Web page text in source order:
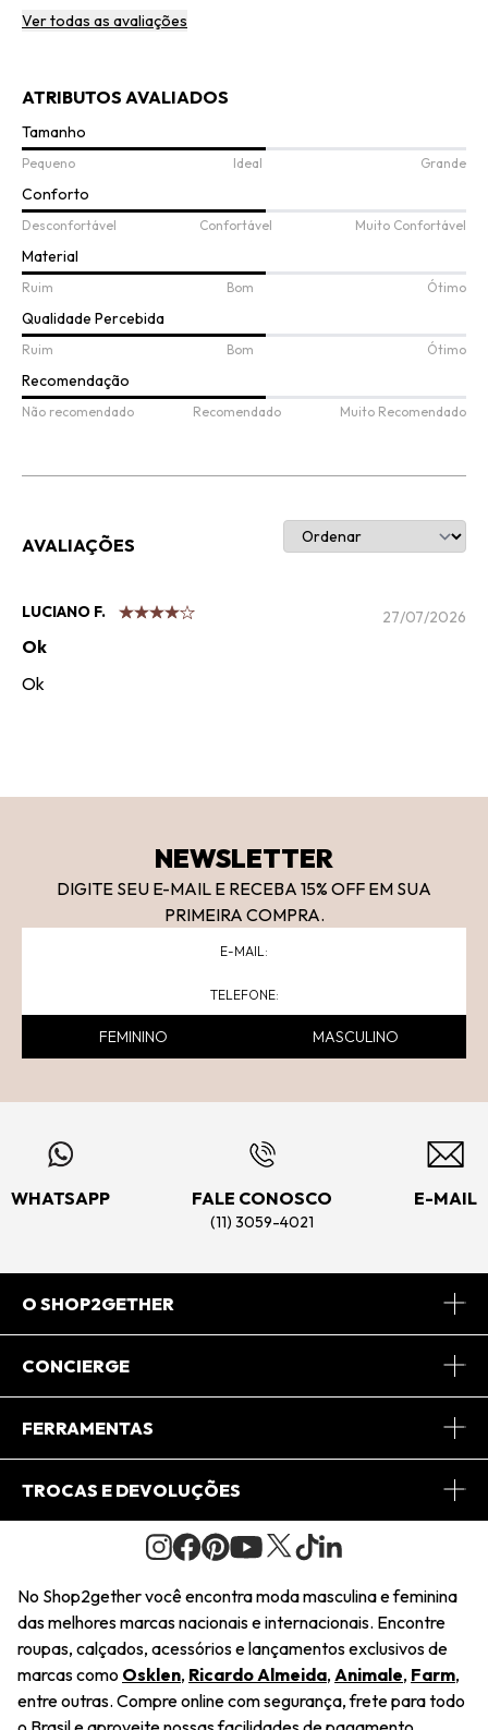
Ver todas as avaliações
ATRIBUTOS AVALIADOS
Tamanho
Pequeno Ideal Grande
Conforto
Desconfortável Confortável Muito Confortável
Material
Ruim Bom Ótimo
Qualidade Percebida
Ruim Bom Ótimo
Recomendação
Não recomendado Recomendado Muito Recomendado
AVALIAÇÕES
LUCIANO F. 27/07/2026
Ok
Ok
NEWSLETTER
DIGITE SEU E-MAIL E RECEBA 15% OFF EM SUA
PRIMEIRA COMPRA.
FEMININO MASCULINO
WHATSAPP FALE CONOSCO
(11) 3059-4021
E-MAIL
O SHOP2GETHER
Sobre Nós
Journal
Saiu na Mídia
Sustentabilidade
CONCIERGE
Central de Relacionamento
Regulamento e Promoções
FERRAMENTAS
Minha Conta
Pedido de Presente
Wishlist
TROCAS E DEVOLUÇÕES
Condições Gerais
Troca Fácil
Restituição de Pagamento
Dúvidas Frequentes
No Shop2gether você encontra moda masculina e feminina
das melhores marcas nacionais e internacionais. Encontre
roupas, calçados, acessórios e lançamentos exclusivos de
marcas como Osklen, Ricardo Almeida, Animale, Farm,
entre outras. Compre online com segurança, frete para todo